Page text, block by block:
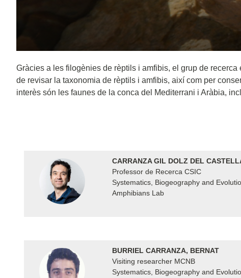
Gràcies a les filogènies de rèptils i amfibis, el grup de
de revisar la taxonomia de rèptils i amfibis, així com per
interès són les faunes de la conca del Mediterrani i Aràbia,
CARRANZA GIL DOLZ DEL
Professor de Recerca CSIC
Systematics, Biogeography and
Amphibians Lab
BURRIEL CARRANZA, BERNAT
Visiting researcher MCNB
Systematics, Biogeography and